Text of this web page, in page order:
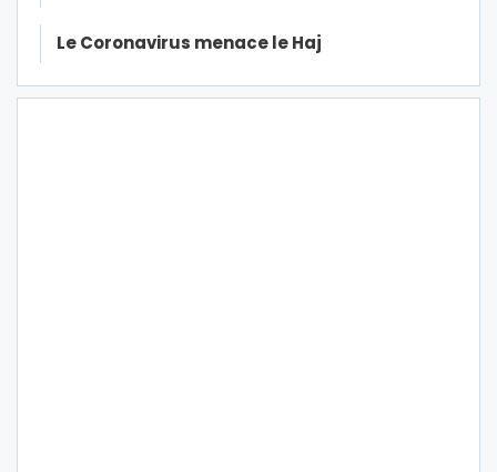
Le Coronavirus menace le Haj